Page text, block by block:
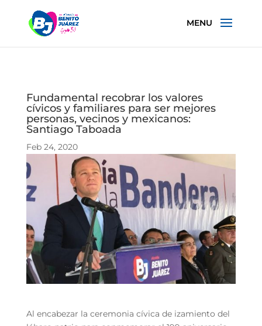
Fundamental recobrar los valores
cívicos y familiares para ser mejores
personas, vecinos y mexicanos:
Santiago Taboada
Feb 24, 2020
Al encabezar la ceremonia cívica de izamiento del